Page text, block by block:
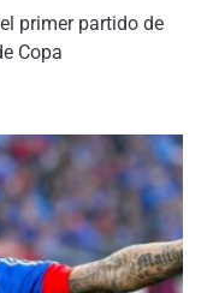
primer partido de
Copa